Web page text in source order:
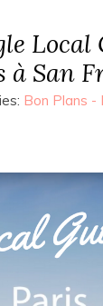
Local
à San
Bon Plans -